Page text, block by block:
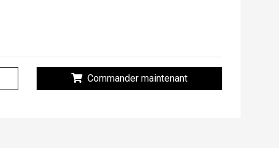
Commander maintenant